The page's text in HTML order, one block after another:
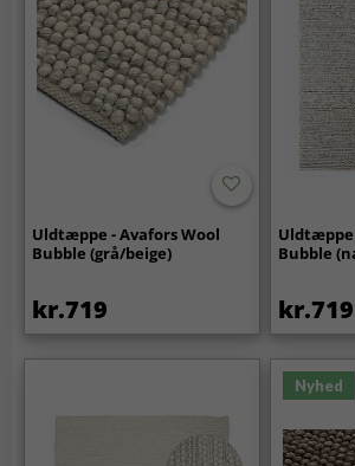
Uldtæppe - Avafors Wool
Bubble (grå/beige)
kr.719
Uldtæppe
Bubble
kr.719
Nyhed